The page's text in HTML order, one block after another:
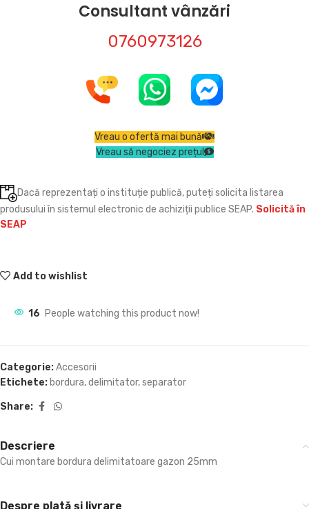
Consultant vânzări
0760973126
Vreau o ofertă mai bună
Vreau să negociez prețul
Dacă reprezentați o instituție publică, puteți solicita listarea
produsului în sistemul electronic de achiziții publice SEAP. Solicită în
SEAP
Add to wishlist
16 People watching this product now!
Categorie:Accesorii
Etichete: bordura,delimitator,separator
Share:
Descriere
Cui montare bordura delimitatoare gazon 25mm
Despre plată și livrare